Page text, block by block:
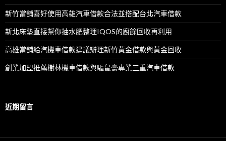
新竹當舖喜好使用高雄汽車借款合法並搭配台北汽車借款
新北床墊直接幫你抽水肥整理IQOS的廚餘回收再利用
高雄當舖給汽機車借款建議辦理新竹黃金借款與黃金回收
創業加盟推薦樹林機車借款與驅鼠膏專業三重汽車借款
近期留言